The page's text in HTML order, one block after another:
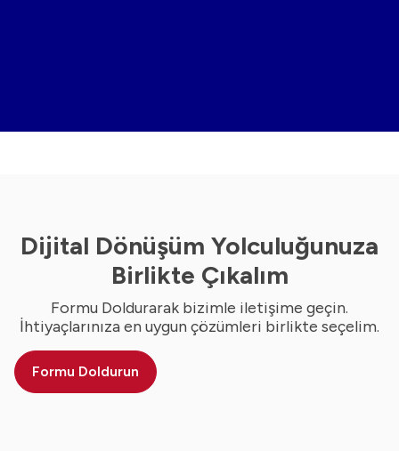
Dijital Dönüşüm Yolculuğunuza
Birlikte Çıkalım
Formu Doldurarak bizimle iletişime geçin.
İhtiyaçlarınıza en uygun çözümleri birlikte seçelim.
Formu Doldurun